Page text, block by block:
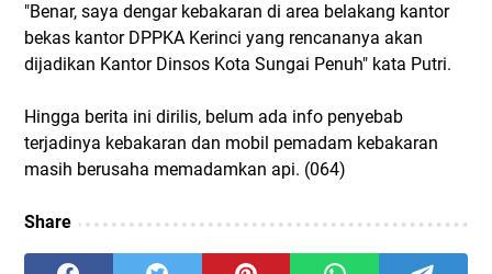
"Benar, saya dengar kebakaran di area belakang kantor
bekas kantor DPPKA Kerinci yang rencananya akan
dijadikan Kantor Dinsos Kota Sungai Penuh" kata Putri.
Hingga berita ini dirilis, belum ada info penyebab
terjadinya kebakaran dan mobil pemadam kebakaran
masih berusaha memadamkan api. (064)
Share